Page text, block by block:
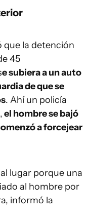
que la detención
45
e subiera a un auto
de que se
. Ahí un policía
el hombre se bajó
a forcejear
lugar porque una
al hombre por
informó la